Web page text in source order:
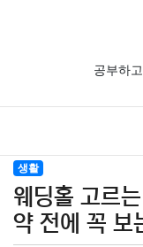
공부하
생활
웨딩홀 고르
약 전에 꼭 보